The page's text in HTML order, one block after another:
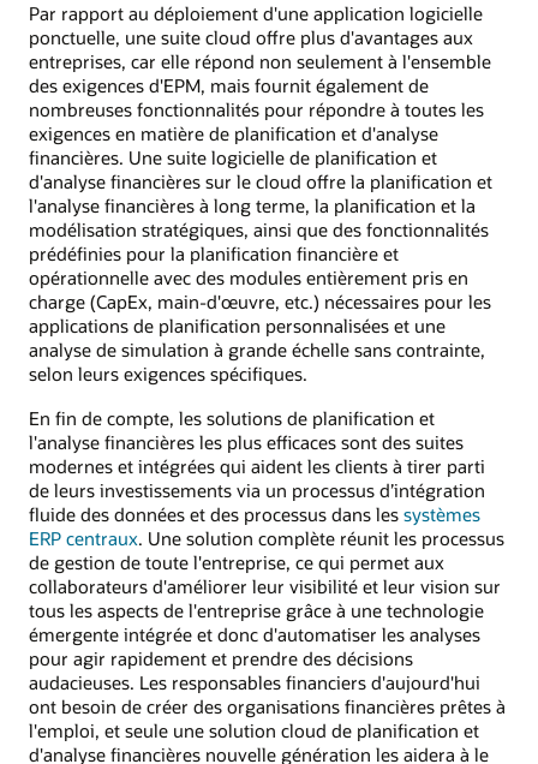
Par rapport au déploiement d'une application logicielle
ponctuelle, une suite cloud offre plus d'avantages aux
entreprises, car elle répond non seulement à l'ensemble
des exigences d'EPM, mais fournit également de
nombreuses fonctionnalités pour répondre à toutes les
exigences en matière de planification et d'analyse
financières. Une suite logicielle de planification et
d'analyse financières sur le cloud offre la planification et
l'analyse financières à long terme, la planification et la
modélisation stratégiques, ainsi que des fonctionnalités
prédéfinies pour la planification financière et
opérationnelle avec des modules entièrement pris en
charge (CapEx, main-d'œuvre, etc.) nécessaires pour les
applications de planification personnalisées et une
analyse de simulation à grande échelle sans contrainte,
selon leurs exigences spécifiques.
En fin de compte, les solutions de planification et
l'analyse financières les plus efficaces sont des suites
modernes et intégrées qui aident les clients à tirer parti
de leurs investissements via un processus d’intégration
fluide des données et des processus dans les systèmes
ERP centraux. Une solution complète réunit les processus
de gestion de toute l'entreprise, ce qui permet aux
collaborateurs d'améliorer leur visibilité et leur vision sur
tous les aspects de l'entreprise grâce à une technologie
émergente intégrée et donc d'automatiser les analyses
pour agir rapidement et prendre des décisions
audacieuses. Les responsables financiers d'aujourd'hui
ont besoin de créer des organisations financières prêtes à
l'emploi, et seule une solution cloud de planification et
d'analyse financières nouvelle génération les aidera à le